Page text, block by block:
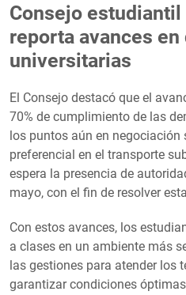
Consejo estudiantil
reporta avances en
universitarias
El Consejo destacó que el
70% de cumplimiento de las
los puntos aún en negociación
preferencial en el transporte
espera la presencia de
mayo, con el fin de resolver
Con estos avances, los
a clases en un ambiente más
las gestiones para atender los
garantizar condiciones